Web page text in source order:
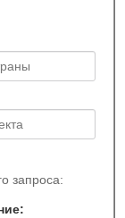
запроса: